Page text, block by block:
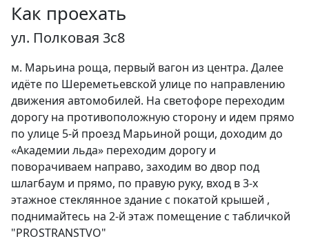
Как проехать
ул. Полковая 3с8
м. Марьина роща, первый вагон из центра. Далее
идёте по Шереметьевской улице по направлению
движения автомобилей. На светофоре переходим
дорогу на противоположную сторону и идем прямо
по улице 5-й проезд Марьиной рощи, доходим до
«Академии льда» переходим дорогу и
поворачиваем направо, заходим во двор под
шлагбаум и прямо, по правую руку, вход в 3-х
этажное стеклянное здание с покатой крышей ,
поднимайтесь на 2-й этаж помещение c табличкой
"PROSTRANSTVO"